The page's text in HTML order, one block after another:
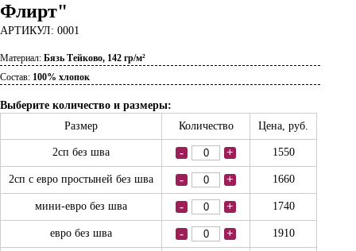
Флирт"
АРТИКУЛ: 0001
Материал: Бязь Тейково, 142 гр/м²
Состав: 100% хлопок
Выберите количество и размеры:
Размер
Количество Цена, руб.
2сп без шва - + 1550
2сп с евро простыней без шва - + 1660
мини-евро без шва - + 1740
евро без шва - + 1910